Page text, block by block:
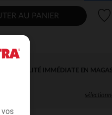
AU PANIER
IMMÉDIATE EN